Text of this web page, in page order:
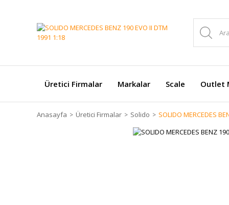
Üretici Firmalar Markalar Scale Outlet
Anasayfa Üretici Firmalar Solido SOLIDO MERCEDES